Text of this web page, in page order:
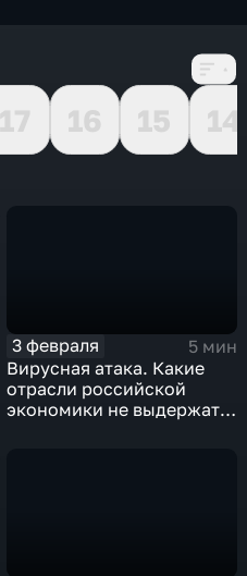
17 16 15
14
3 февраля
5 мин
Вирусная атака. Какие
отрасли российской
экономики не выдержат